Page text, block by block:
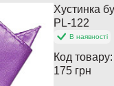
Хустинка
PL-122
В наявності
Код товару:
175 грн